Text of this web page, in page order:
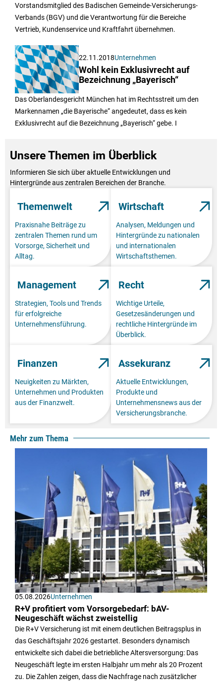
Vorstandsmitglied des Badischen Gemeinde-Versicherungs-
Verbands (BGV) und die Verantwortung für die Bereiche
Vertrieb, Kundenservice und Kraftfahrt übernehmen.
22.11.2018Unternehmen
Wohl kein Exklusivrecht auf
Bezeichnung „Bayerisch“
Das Oberlandesgericht München hat im Rechtsstreit um den
Markennamen „die Bayerische“ angedeutet, dass es kein
Exklusivrecht auf die Bezeichnung „Bayerisch“ gebe. I
Unsere Themen im Überblick
Informieren Sie sich über aktuelle Entwicklungen und
Hintergründe aus zentralen Bereichen der Branche.
Themenwelt
Praxisnahe Beiträge zu
zentralen Themen rund um
Vorsorge, Sicherheit und
Alltag.
Wirtschaft
Analysen, Meldungen und
Hintergründe zu nationalen
und internationalen
Wirtschaftsthemen.
Management
Strategien, Tools und Trends
für erfolgreiche
Unternehmensführung.
Recht
Wichtige Urteile,
Gesetzesänderungen und
rechtliche Hintergründe im
Überblick.
Finanzen
Neuigkeiten zu Märkten,
Unternehmen und Produkten
aus der Finanzwelt.
Assekuranz
Aktuelle Entwicklungen,
Produkte und
Unternehmensnews aus der
Versicherungsbranche.
Mehr zum Thema
05.08.2026Unternehmen
R+V profitiert vom Vorsorgebedarf: bAV-
Neugeschäft wächst zweistellig
Die R+V Versicherung ist mit einem deutlichen Beitragsplus in
das Geschäftsjahr 2026 gestartet. Besonders dynamisch
entwickelte sich dabei die betriebliche Altersversorgung: Das
Neugeschäft legte im ersten Halbjahr um mehr als 20 Prozent
zu. Die Zahlen zeigen, dass die Nachfrage nach zusätzlicher